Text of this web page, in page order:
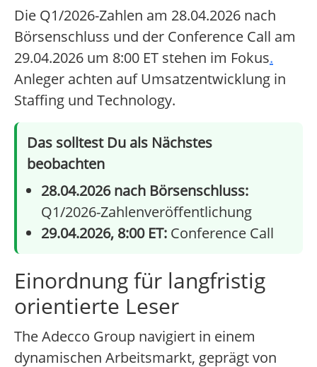
Die Q1/2026-Zahlen am 28.04.2026 nach
Börsenschluss und der Conference Call am
29.04.2026 um 8:00 ET stehen im Fokus.
Anleger achten auf Umsatzentwicklung in
Staffing und Technology.
Das solltest Du als Nächstes
beobachten
28.04.2026 nach Börsenschluss:
Q1/2026-Zahlenveröffentlichung
29.04.2026, 8:00 ET: Conference Call
Einordnung für langfristig
orientierte Leser
The Adecco Group navigiert in einem
dynamischen Arbeitsmarkt, geprägt von